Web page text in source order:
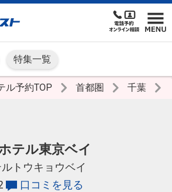
特集一覧
ル予約TOP 首都圏 千葉
テル東京ベイ
トウキョウベイ
口コミを見る